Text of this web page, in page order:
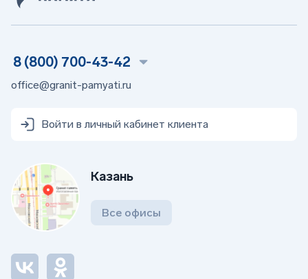
8 (800) 700-43-42
office@granit-pamyati.ru
Войти в личный кабинет клиента
Казань
Все офисы